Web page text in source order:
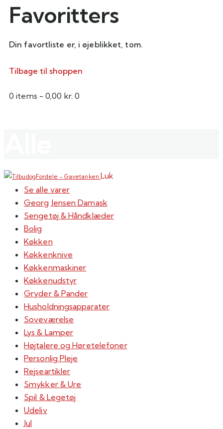
Favoritters
Din favortliste er, i øjeblikket, tom.
Tilbage til shoppen
0 items - 0,00 kr. 0
Luk
Se alle varer
Georg Jensen Damask
Sengetøj & Håndklæder
Bolig
Køkken
Køkkenknive
Køkkenmaskiner
Køkkenudstyr
Gryder & Pander
Husholdningsapparater
Soveværelse
Lys & Lamper
Højtalere og Høretelefoner
Personlig Pleje
Rejseartikler
Smykker & Ure
Spil & Legetøj
Udeliv
Jul